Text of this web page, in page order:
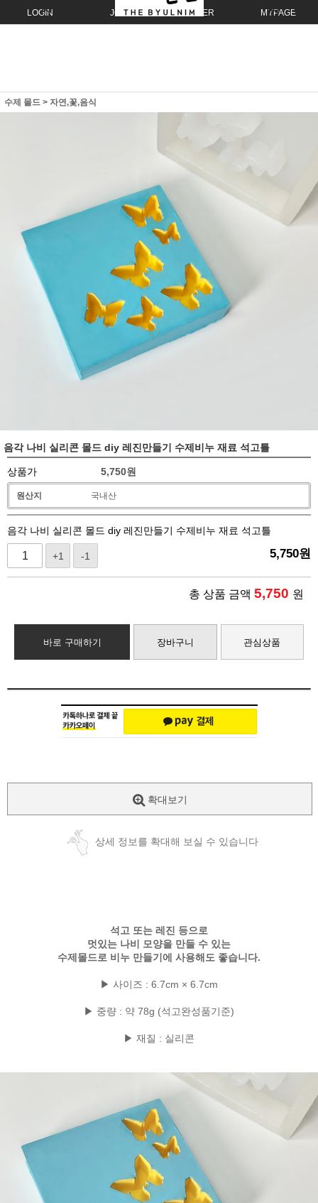
LOGIN JOIN ORDER MYPAGE
수제 몰드 > 자연,꽃,음식
음각 나비 실리콘 몰드 diy 레진만들기 수제비누 재료 석고틀
상품가 5,750원
원산지 국내산
음각 나비 실리콘 몰드 diy 레진만들기 수제비누 재료 석고틀
+1 -1 5,750원
총 상품 금액 5,750 원
바로 구매하기 장바구니 관심상품
확대보기
상세 정보를 확대해 보실 수 있습니다
석고 또는 레진 등으로
멋있는 나비 모양을 만들 수 있는
수제몰드로 비누 만들기에 사용해도 좋습니다.
▶ 사이즈 : 6.7cm × 6.7cm
▶ 중량 : 약 78g (석고완성품기준)
▶ 재질 : 실리콘